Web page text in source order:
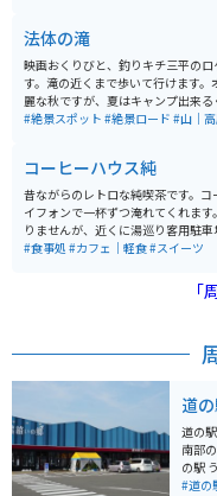
く、人気があるため、行かれる際に
くことをオススメします。
法体の滝
映画おくりびと、釣りキチ三平の
す。滝の近くまで歩いて行けます。
麗な秋ですが、夏はキャンプ出来
ので楽しめます。アブや虫が多い
す。
#絶景スポット #絶景ロード #山｜
コーヒーハウス純
昔ながらのレトロな純喫茶です。
イフォンで一杯ずつ淹れてくれま
りませんが、近くに湯巡り客用駐
に停めると徒歩でアクセスできます
#食事処 #カフェ｜軽食#スイーツ
道
道の駅
南部
の駅
や、地
#道の